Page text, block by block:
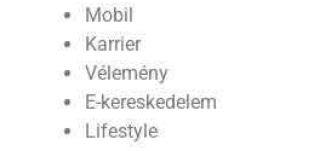
Mobil
Karrier
Vélemény
E-kereskedelem
Lifestyle